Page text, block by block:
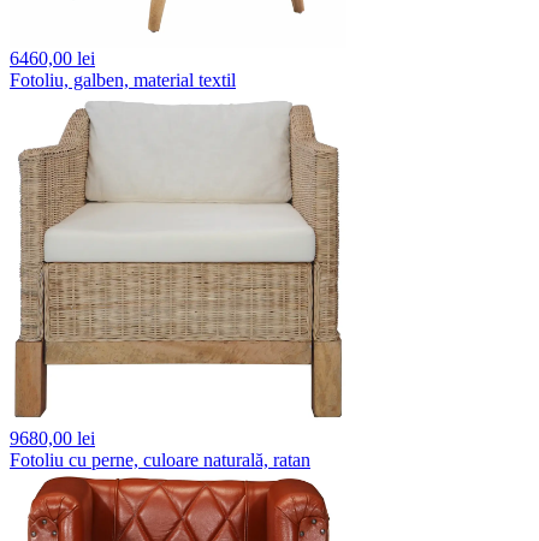
6460,00 lei
Fotoliu, galben, material textil
9680,00 lei
Fotoliu cu perne, culoare naturală, ratan